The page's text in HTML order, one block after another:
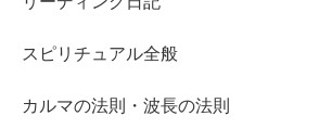
スピリチュアル全般
カルマの法則・波長の法則